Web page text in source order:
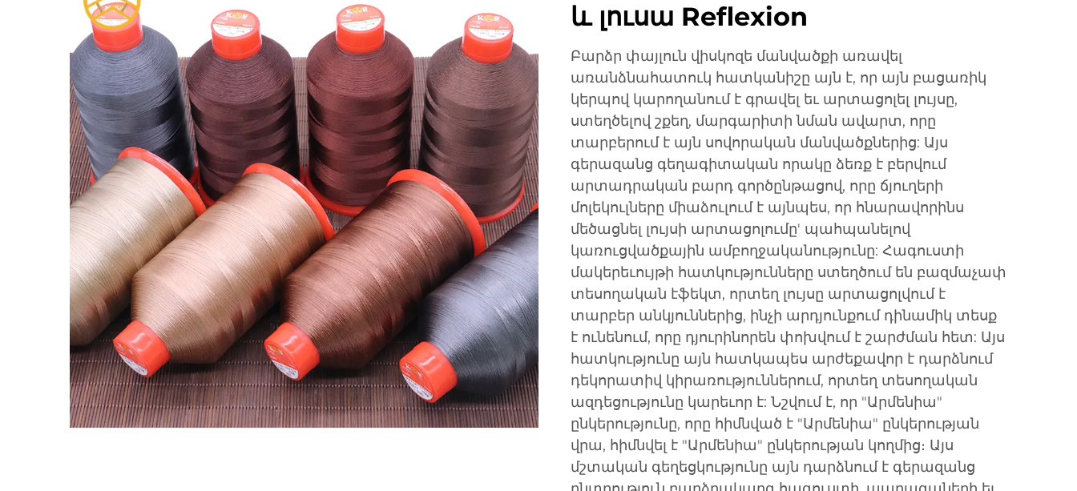
և լուսա Reflexion
Բարձր փայլուն վիսկոզե մանվածքի առավել
առանձնահատուկ հատկանիշը այն է, որ այն բացառիկ
կերպով կարողանում է գրավել եւ արտացոլել լույսը,
ստեղծելով շքեղ, մարգարիտի նման ավարտ, որը
տարբերում է այն սովորական մանվածքներից: Այս
գերազանց գեղագիտական որակը ձեռք է բերվում
արտադրական բարդ գործընթացով, որը ճյուղերի
մոլեկուլները միաձուլում է այնպես, որ հնարավորինս
մեծացնել լույսի արտացոլումը' պահպանելով
կառուցվածքային ամբողջականությունը: Հագուստի
մակերեւույթի հատկությունները ստեղծում են բազմաչափ
տեսողական էֆեկտ, որտեղ լույսը արտացոլվում է
տարբեր անկյուններից, ինչի արդյունքում դինամիկ տեսք
է ունենում, որը դյուրինորեն փոխվում է շարժման հետ: Այս
հատկությունը այն հատկապես արժեքավոր է դարձնում
դեկորատիվ կիրառություններում, որտեղ տեսողական
ազդեցությունը կարեւոր է: Նշվում է, որ "Արմենիա"
ընկերությունը, որը հիմնված է "Արմենիա" ընկերության
վրա, հիմնվել է "Արմենիա" ընկերության կողմից։ Այս
մշտական գեղեցկությունը այն դարձնում է գերազանց